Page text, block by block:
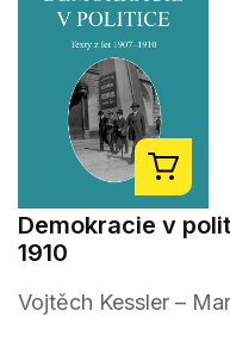
Demokracie v
1910
Vojtěch Kessler –